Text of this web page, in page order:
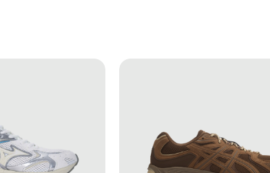
400
đầu những năm 2000.
đủ tinh tế để sử dụng hằng ngày. Kết hợp cùng hệ
hiệu năng, thời trang và trải nghiệm mang lâu dài.